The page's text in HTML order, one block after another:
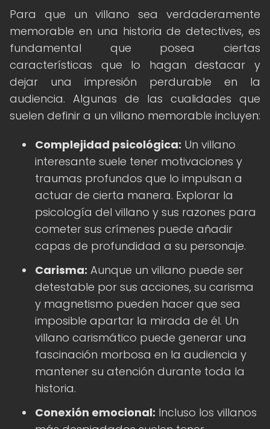
Para que un villano sea verdaderamente
memorable en una historia de detectives, es
fundamental que posea ciertas
características que lo hagan destacar y
dejar una impresión perdurable en la
audiencia. Algunas de las cualidades que
suelen definir a un villano memorable incluyen:
Complejidad psicológica: Un villano
interesante suele tener motivaciones y
traumas profundos que lo impulsan a
actuar de cierta manera. Explorar la
psicología del villano y sus razones para
cometer sus crímenes puede añadir
capas de profundidad a su personaje.
Carisma: Aunque un villano puede ser
detestable por sus acciones, su carisma
y magnetismo pueden hacer que sea
imposible apartar la mirada de él. Un
villano carismático puede generar una
fascinación morbosa en la audiencia y
mantener su atención durante toda la
historia.
Conexión emocional: Incluso los villanos